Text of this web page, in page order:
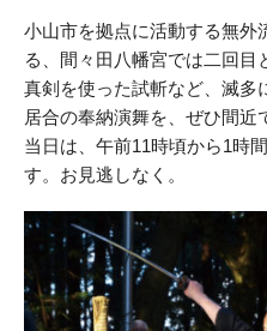
小山市を拠点に活動する無外
る、間々田八幡宮では二回目
真剣を使った試斬など、滅多
居合の奉納演舞を、ぜひ間近
当日は、午前11時頃から1時
す。お見逃しなく。